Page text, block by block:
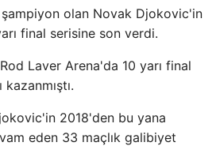
olan Novak Djokovic'in
final serisine son verdi.
Laver Arena'da 10 yarı final
2018'den bu yana
eden 33 maçlık galibiyet